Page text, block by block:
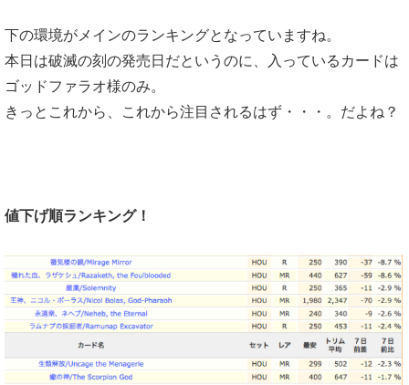
下の環境がメインのランキングとなっていますね。
本日は破滅の刻の発売日だというのに、入っているカードは
ゴッドファラオ様のみ。
きっとこれから、これから注目されるはず・・・。だよね？
値下げ順ランキング！